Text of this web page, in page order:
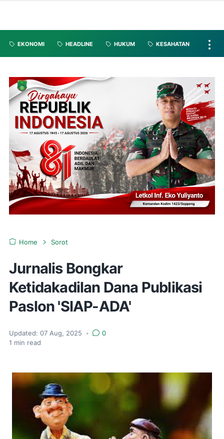
EKONOMI HEADLINE HUKUM KESAHATAN
Home Sorot
Jurnalis Bongkar
Ketidakadilan Dana Publikasi
Paslon 'SIAP-ADA'
Updated: 07 Aug, 2025 •
0
1 min read